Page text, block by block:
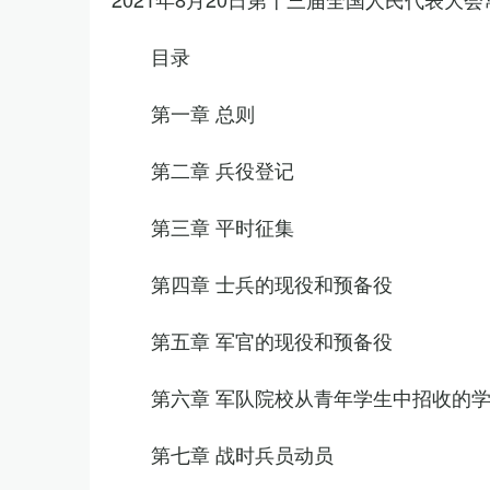
目录
第一章 总则
第二章 兵役登记
第三章 平时征集
第四章 士兵的现役和预备役
第五章 军官的现役和预备役
第六章 军队院校从青年学生中招收的
第七章 战时兵员动员